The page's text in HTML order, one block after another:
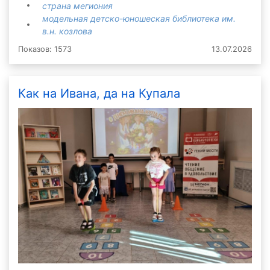
страна мегиония
модельная детско-юношеская библиотека им.
в.н. козлова
Показов: 1573 13.07.2026
Как на Ивана, да на Купала